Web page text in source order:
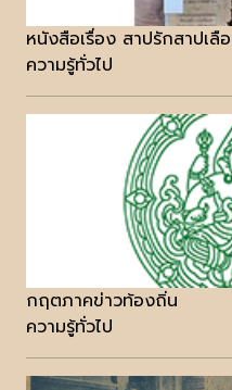
หนังสือเรื่อง สาปรักสาปเ
ความรู้ทั่วไป
กฤตภาคข่าวท้องถิ่น
ความรู้ทั่วไป